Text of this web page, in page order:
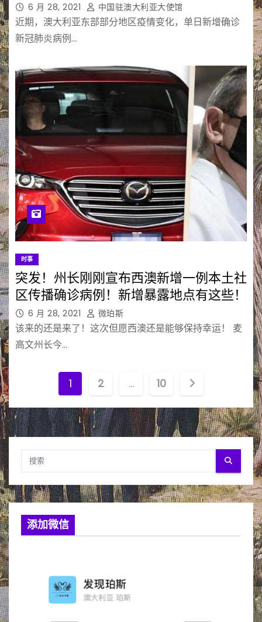
6 月 28, 2021 中国驻澳大利亚大使馆
近期，澳大利亚东部部分地区疫情变化，单日新增确诊
新冠肺炎病例…
时事
突发！州长刚刚宣布西澳新增一例本土社
区传播确诊病例！新增暴露地点有这些！
6 月 28, 2021 微珀斯
该来的还是来了！这次但愿西澳还是能够保持幸运！ 麦
高文州长今…
文
章
分
1 2 … 10
添加微信